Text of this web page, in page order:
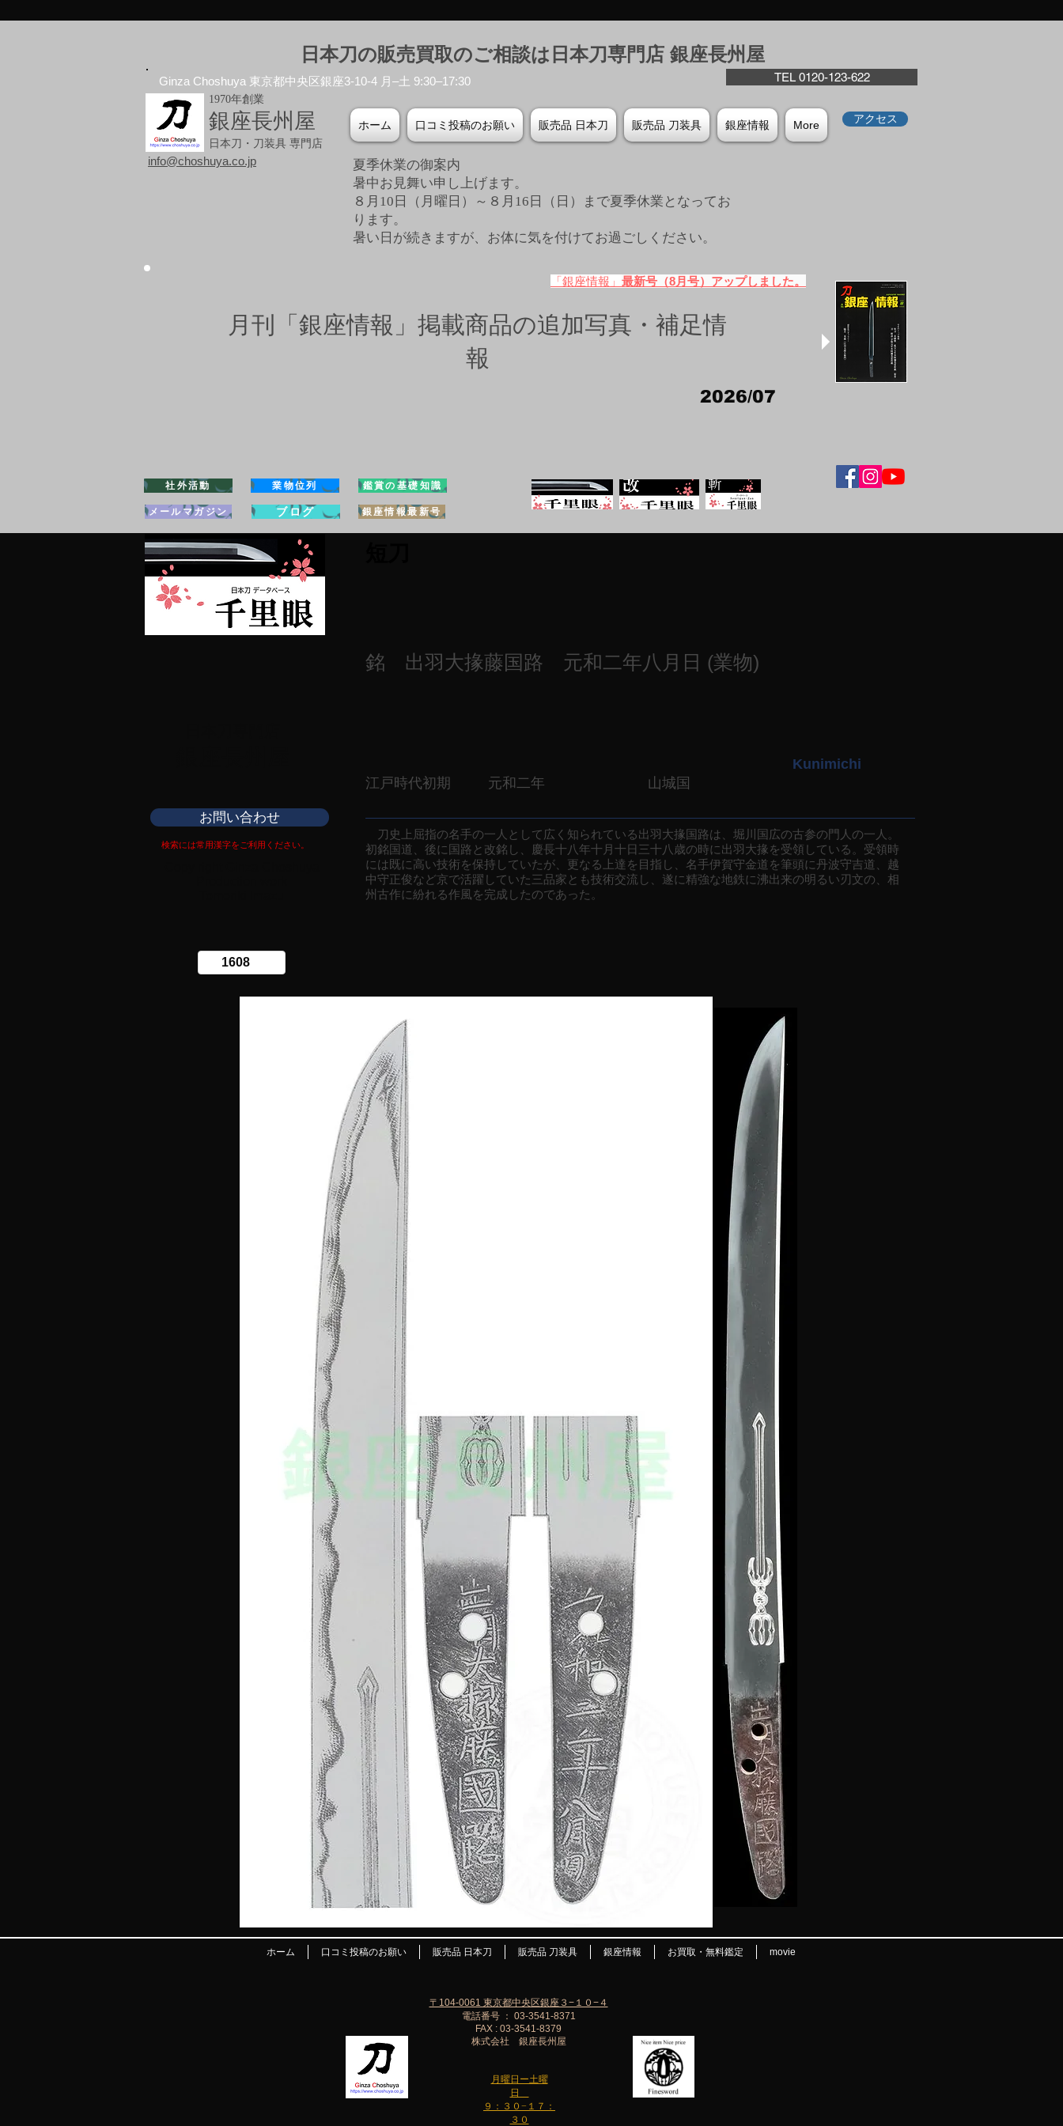
日本刀の販売買取のご相談は日本刀専門店 銀座⻑州屋
TEL 0120-123-622
Ginza Choshuya 東京都中央区銀座3-10-4 月–土 9:30–17:30
1970年創業
銀座長州屋
日本刀・刀装具 専門店
ホーム 口コミ投稿のお願い 販売品 日本刀 販売品 刀装具 銀座情報 More アクセス
info@choshuya.co.jp
夏季休業の御案内
暑中お見舞い申し上げます。
８月10日（月曜日）～８月16日（日）まで夏季休業となってお
ります。
​暑い日が続きますが、お体に気を付けてお過ごしください。
「銀座情報」 最新号（8月号）アップしました。
月刊「銀座情報」掲載商品の追加写真・補足情
報
2026/07
社外活動 業物位列 鑑賞の基礎知識
メールマガジン ブログ 銀座情報最新号
銘 出羽大掾藤国路 元和二年八月日 (業物)
江戸時代初期 元和二年 山城国
Kunimichi
お問い合わせ
検索には常用漢字をご利用ください。
刀史上屈指の名手の一人として広く知られている出羽大掾国路は、堀川国広の古参の門人の一人。
初銘国道、後に国路と改銘し、慶長十八年十月十日三十八歳の時に出羽大掾を受領している。受領時
には既に高い技術を保持していたが、更なる上達を目指し、名手伊賀守金道を筆頭に丹波守吉道、越
中守正俊など京で活躍していた三品家とも技術交流し、遂に精強な地鉄に沸出来の明るい刃文の、相
州古作に紛れる作風を完成したのであった。
ホーム 口コミ投稿のお願い 販売品 日本刀 販売品 刀装具 銀座情報 お買取・無料鑑定 movie
月曜日ー土曜
日
９：３０−１７：
３０
〒104-0061 東京都中央区銀座３−１０−４
電話番号 ： 03-3541-8371
FAX : 03-3541-8379
株式会社 銀座長州屋